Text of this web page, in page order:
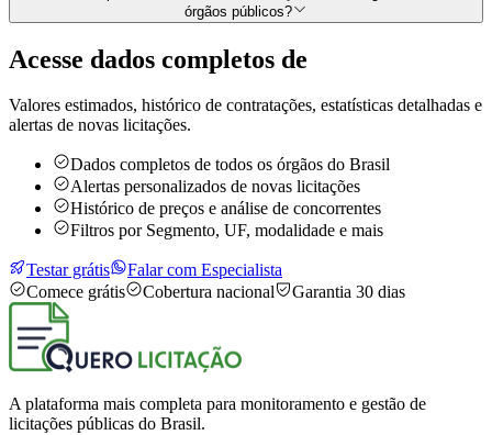
órgãos públicos?
Acesse dados completos de
Valores estimados, histórico de contratações, estatísticas detalhadas e
alertas de novas licitações.
Dados completos de todos os órgãos do Brasil
Alertas personalizados de novas licitações
Histórico de preços e análise de concorrentes
Filtros por Segmento, UF, modalidade e mais
Testar grátis
Falar com Especialista
Comece grátis
Cobertura nacional Garantia 30 dias
A plataforma mais completa para monitoramento e gestão de
licitações públicas do Brasil.